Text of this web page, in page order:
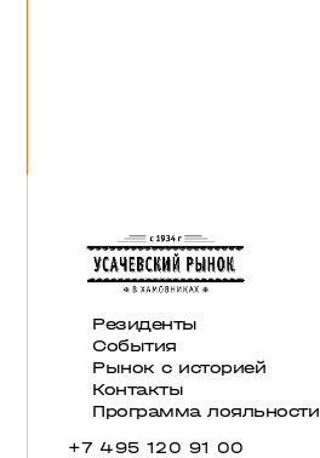
Резиденты
События
Рынок с историей
Контакты
Программа лояльности
+7 495 120 91 00